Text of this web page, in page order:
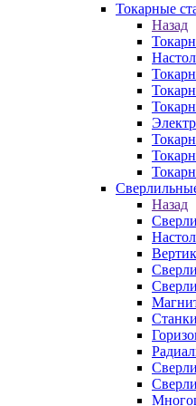
Токарные
Назад
Назад